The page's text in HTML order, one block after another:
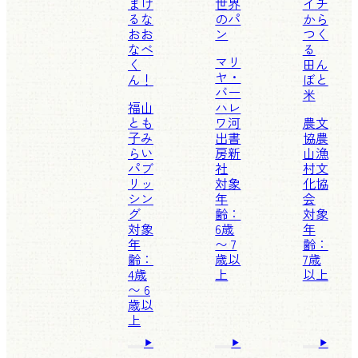
るな
おお
なべ
く
ん！
福山
とも
子み
らい
パブ
リッ
シン
グ
対象
年
齢：
4歳
〜 6
歳以
上
のパ
ン
マリ
ヤ・
バー
ハレ
ワ河
出書
房新
社
対象
年
齢：
6歳
〜 7
歳以
上
から
つく
る
田ん
ぼと
米
農文
協農
山漁
村文
化協
会
対象
年
齢：
7歳
以上